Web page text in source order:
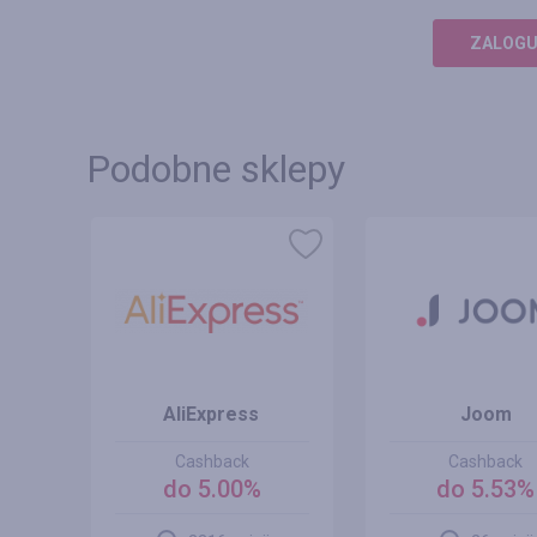
Podobne sklepy
AliExpress
Cashback
do 5.00%
Joom
Cashback
do 5.53%